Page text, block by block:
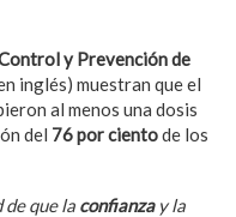
y Prevención de
inglés) muestran que el
al menos una dosis
del 76 por cientode los
que la confianza y la